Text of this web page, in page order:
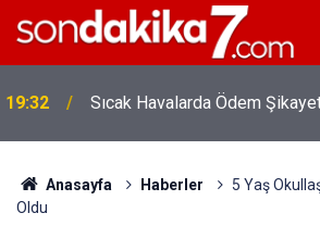
12:56 İ̇zmir 112’de Kan Donduran
Anasayfa Haberler
5 Yaş
Oldu